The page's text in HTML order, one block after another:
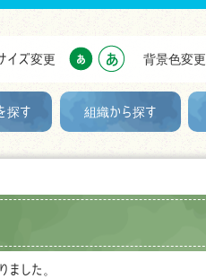
イズ変更 背景色変更
探す 組織から探す
した。